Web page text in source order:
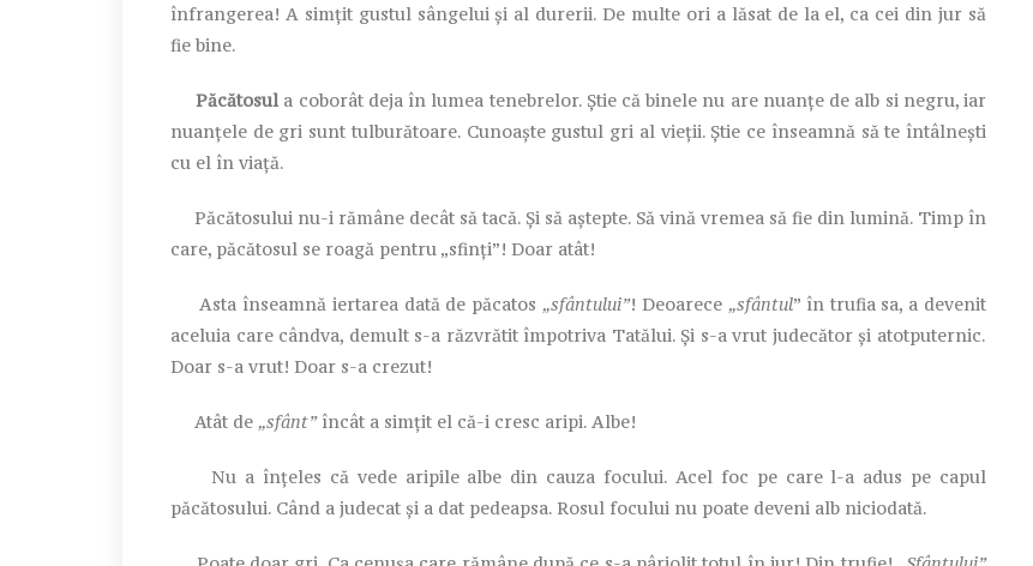
înfrangerea! A simțit gustul sângelui și al durerii. De multe ori a lăsat de la el, ca cei din jur să
fie bine.
Păcătosul a coborât deja în lumea tenebrelor. Știe că binele nu are nuanțe de alb si negru, iar
nuanțele de gri sunt tulburătoare. Cunoaște gustul gri al vieții. Știe ce înseamnă să te întâlnești
cu el în viață.
Păcătosului nu-i rămâne decât să tacă. Și să aștepte. Să vină vremea să fie din lumină. Timp în
care, păcătosul se roagă pentru „sfinți”! Doar atât!
Asta înseamnă iertarea dată de păcatos „sfântului”! Deoarece „sfântul” în trufia sa, a devenit
aceluia care cândva, demult s-a răzvrătit împotriva Tatălui. Și s-a vrut judecător și atotputernic.
Doar s-a vrut! Doar s-a crezut!
Atât de „sfânt”încât a simțit el că-i cresc aripi. Albe!
Nu a înțeles că vede aripile albe din cauza focului. Acel foc pe care l-a adus pe capul
păcătosului. Când a judecat și a dat pedeapsa. Rosul focului nu poate deveni alb niciodată.